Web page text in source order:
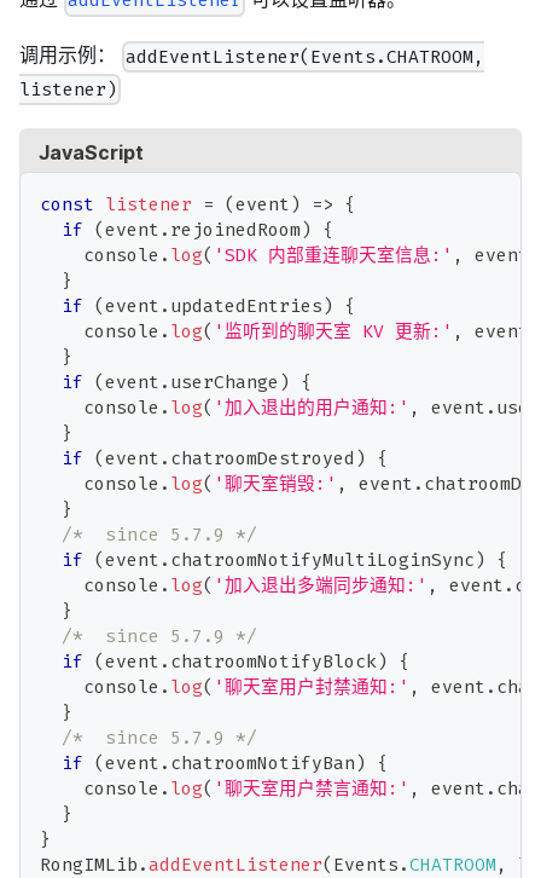
调用示例：
addEventListener(Events.CHATROOM,
listener)
JavaScript
const listener = (event) => {
if (event . rejoinedRoom)
{
console . log( 'SDK 内部重连聊天室信息:' , event
}
if (event . updatedEntries)
{
console . log( '监听到的聊天室 KV 更新:' , event
}
if (event . userChange )
{
console . log( '加入退出的用户通知:' , event .
}
if (event . chatroomDestroyed )
{
console . log( '聊天室销毁:' , event .
}
/*  since 5.7.9 */
if (event . chatroomNotifyMultiLoginSync)
{
console . log( '加入退出多端同步通知:' , event .
}
/*  since 5.7.9 */
if (event . chatroomNotifyBlock)
{
console . log( '聊天室用户封禁通知:' , event .
}
/*  since 5.7.9 */
if (event . chatroomNotifyBan)
{
console . log( '聊天室用户禁言通知:' , event .
}
}
RongIMLib .addEventListener( Events .CHATROOM ,